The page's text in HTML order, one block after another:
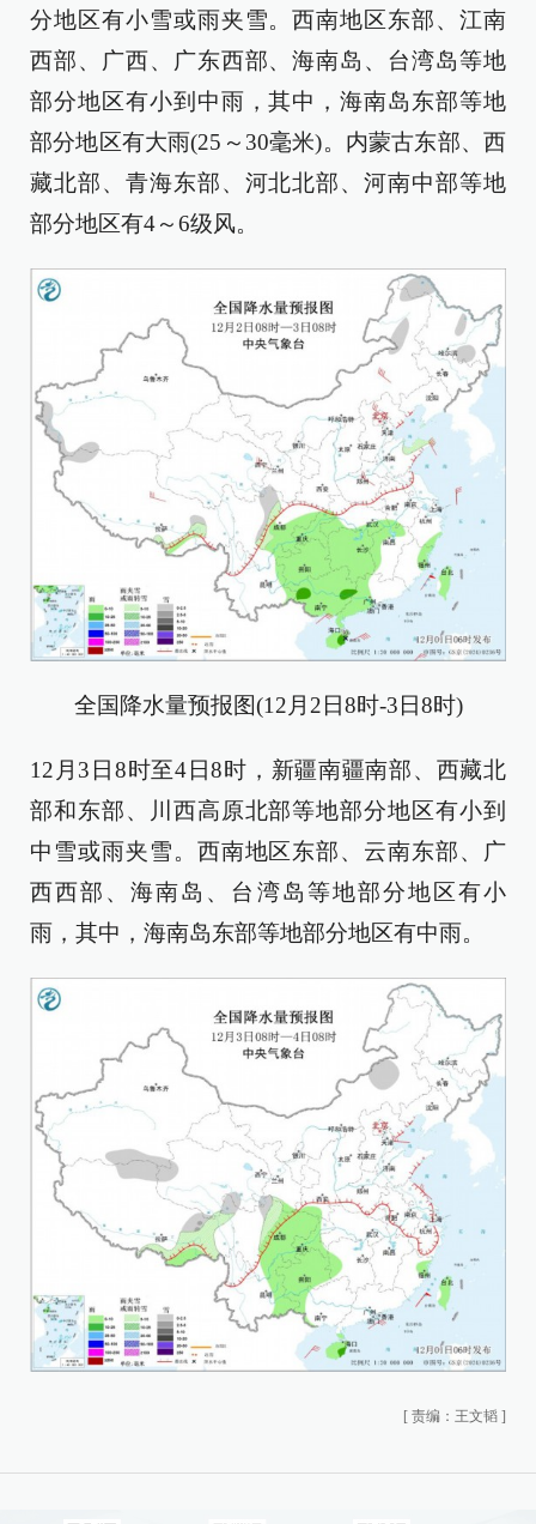
分地区有小雪或雨夹雪。西南地区东部、江南
西部、广西、广东西部、海南岛、台湾岛等地
部分地区有小到中雨，其中，海南岛东部等地
部分地区有大雨(25～30毫米)。内蒙古东部、西
藏北部、青海东部、河北北部、河南中部等地
部分地区有4～6级风。
全国降水量预报图(12月2日8时-3日8时)
12月3日8时至4日8时，新疆南疆南部、西藏北
部和东部、川西高原北部等地部分地区有小到
中雪或雨夹雪。西南地区东部、云南东部、广
西西部、海南岛、台湾岛等地部分地区有小
雨，其中，海南岛东部等地部分地区有中雨。
[ 责编：王文韬 ]